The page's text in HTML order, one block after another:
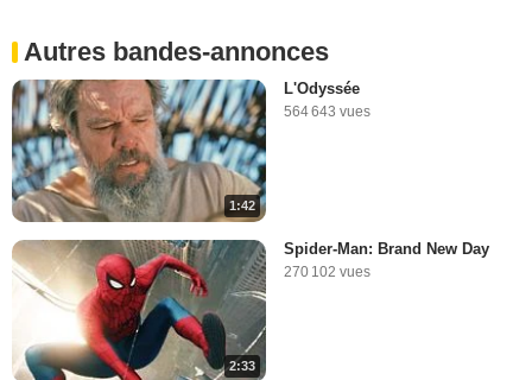
Autres bandes-annonces
1:42
L'Odyssée
564 643 vues
2:33
Spider-Man: Brand New Day
270 102 vues